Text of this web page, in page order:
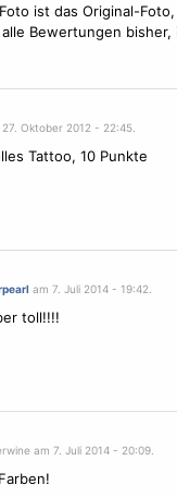
ist das Original-
Bewertungen
Oktober 2012 - 22:45.
Tattoo, 10 Punkte
am 7. Juli 2014 - 19:42.
toll!!!!
am 7. Juli 2014 - 20:09.